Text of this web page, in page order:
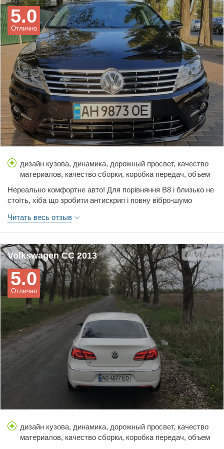
Отлично
5.0
дизайн кузова, динамика, дорожный просвет, качество
материалов, качество сборки, коробка передач, объем
багажника, простор салона, расход топлива, стоимость
обслуживания, тормоза, управляемость, цена,
шумоизоляция
Нереально комфортне авто! Для порівняння В8 і близько не
стоїть, хіба що зробити антискрип і повну вібро-шумо
Євро 4, крім дроселя, який час від часу треба прочищати,
проблем просто немає. Всім відома проста підвіска, яка є
надійною, м\'якою і дуже добре керується.
І хто скаже, що ззаду незручно сідати, то я відповім —
незручно спати на стелі! Коли хтось каже, що мало місця,
б\'ється головою чи т.п., то я скажу ніколи не сідайте! Тим
паче ззаду дуже комфортно сидіти навіть людям 1.90 із
нормальною психікою, які не шукають тупі мінуси, а можуть
трошки пригнати голову!
І ще одне, ця версія коробки не така економна, але
нереально комфортна і надійна!
Читать весь отзыв
Volkswagen CC 2013
Отлично
5.0
дизайн кузова, динамика, дорожный просвет, качество
материалов, качество сборки, коробка передач, объем